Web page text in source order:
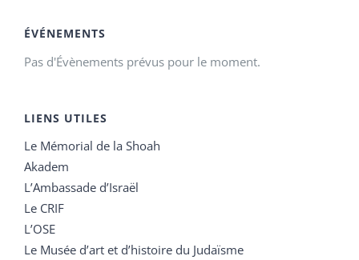
ÉVÉNEMENTS
Pas d'Évènements prévus pour le moment.
LIENS UTILES
Le Mémorial de la Shoah
Akadem
L’Ambassade d’Israël
Le CRIF
L’OSE
Le Musée d’art et d’histoire du Judaïsme